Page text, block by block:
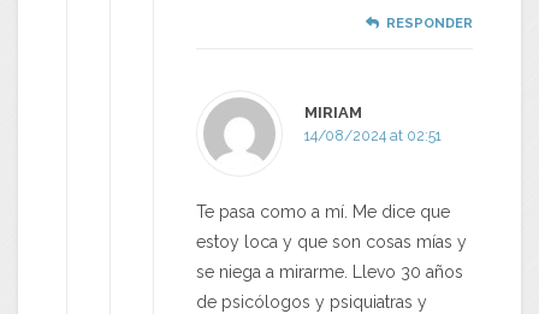
RESPONDER
MIRIAM
14/08/2024 at 02:51
Te pasa como a mí. Me dice que
estoy loca y que son cosas mías y
se niega a mirarme. Llevo 30 años
de psicólogos y psiquiatras y